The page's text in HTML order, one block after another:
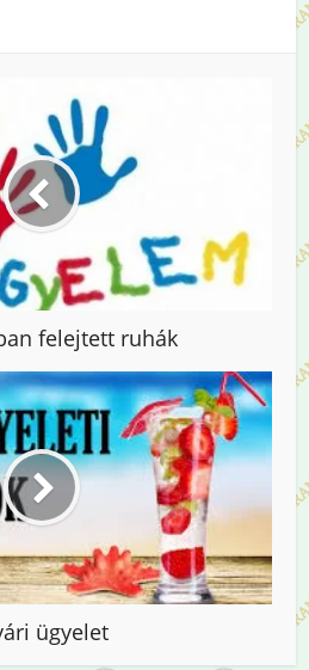
felejtett ruhák
ügyelet